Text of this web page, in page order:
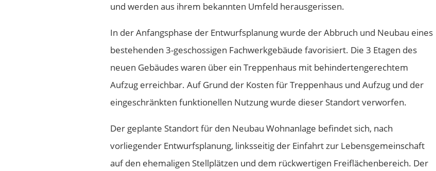
und werden aus ihrem bekannten Umfeld herausgerissen.
In der Anfangsphase der Entwurfsplanung wurde der Abbruch und Neubau eines
bestehenden 3-geschossigen Fachwerkgebäude favorisiert. Die 3 Etagen des
neuen Gebäudes waren über ein Treppenhaus mit behindertengerechtem
Aufzug erreichbar. Auf Grund der Kosten für Treppenhaus und Aufzug und der
eingeschränkten funktionellen Nutzung wurde dieser Standort verworfen.
Der geplante Standort für den Neubau Wohnanlage befindet sich, nach
vorliegender Entwurfsplanung, linksseitig der Einfahrt zur Lebensgemeinschaft
auf den ehemaligen Stellplätzen und dem rückwertigen Freiflächenbereich. Der